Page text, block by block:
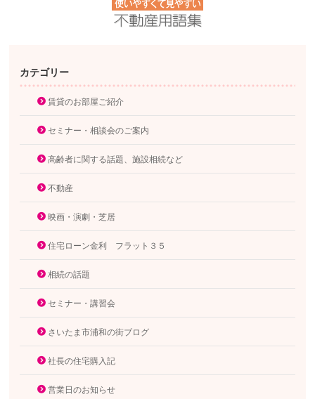
カテゴリー
賃貸のお部屋ご紹介
セミナー・相談会のご案内
高齢者に関する話題、施設相続など
不動産
映画・演劇・芝居
住宅ローン金利 フラット３５
相続の話題
セミナー・講習会
さいたま市浦和の街ブログ
社長の住宅購入記
営業日のお知らせ